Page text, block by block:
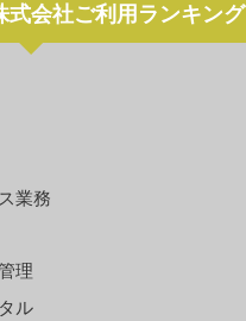
式会社ご利用ランキング
業務
理
ル